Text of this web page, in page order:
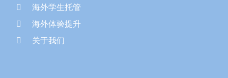
海外学生托管
海外体验提升
关于我们